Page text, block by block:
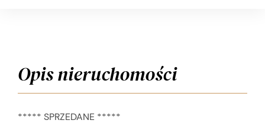
Opis nieruchomości
***** SPRZEDANE *****